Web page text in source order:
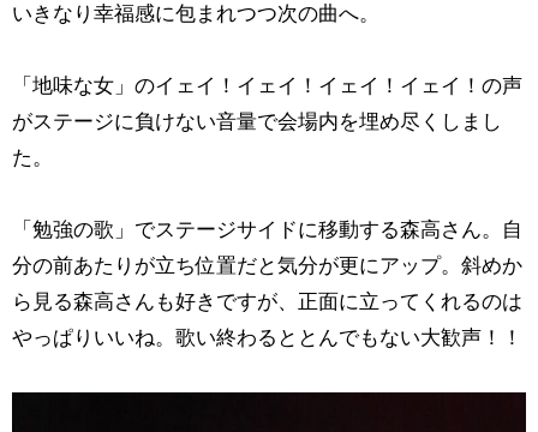
いきなり幸福感に包まれつつ次の曲へ。
「地味な女」のイェイ！イェイ！イェイ！イェイ！の声
がステージに負けない音量で会場内を埋め尽くしまし
た。
「勉強の歌」でステージサイドに移動する森高さん。自
分の前あたりが立ち位置だと気分が更にアップ。斜めか
ら見る森高さんも好きですが、正面に立ってくれるのは
やっぱりいいね。歌い終わるととんでもない大歓声！！